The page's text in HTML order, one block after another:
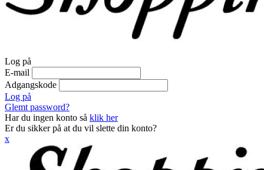
Log på
E-mail
Adgangskode
Log på
Glemt password?
Har du ingen konto så klik her
Er du sikker på at du vil slette din konto?
x